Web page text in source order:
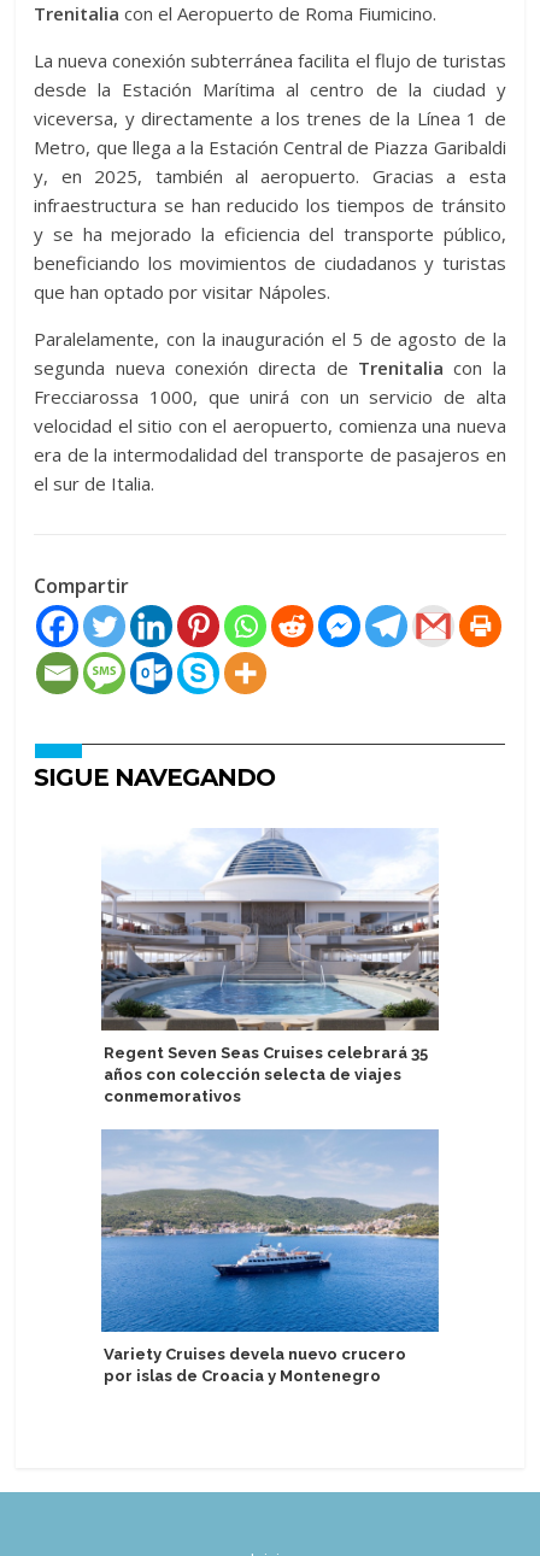
Trenitalia con el Aeropuerto de Roma Fiumicino.
La nueva conexión subterránea facilita el flujo de turistas
desde la Estación Marítima al centro de la ciudad y
viceversa, y directamente a los trenes de la Línea 1 de
Metro, que llega a la Estación Central de Piazza Garibaldi
y, en 2025, también al aeropuerto. Gracias a esta
infraestructura se han reducido los tiempos de tránsito
y se ha mejorado la eficiencia del transporte público,
beneficiando los movimientos de ciudadanos y turistas
que han optado por visitar Nápoles.
Paralelamente, con la inauguración el 5 de agosto de la
segunda nueva conexión directa de Trenitalia con la
Frecciarossa 1000, que unirá con un servicio de alta
velocidad el sitio con el aeropuerto, comienza una nueva
era de la intermodalidad del transporte de pasajeros en
el sur de Italia.
Compartir
SIGUE NAVEGANDO
Regent Seven Seas Cruises celebrará 35
años con colección selecta de viajes
conmemorativos
Variety Cruises devela nuevo crucero
por islas de Croacia y Montenegro